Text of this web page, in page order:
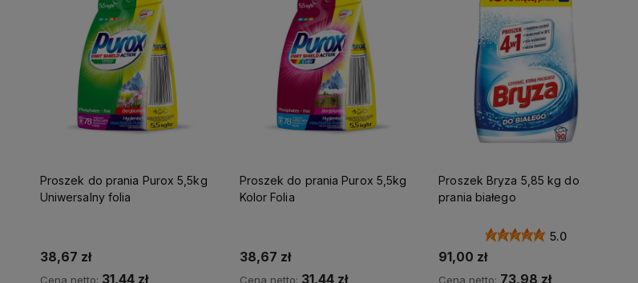
Proszek do prania Purox 5,5kg
Uniwersalny folia
38,67 zł
Cena netto: 31,44 zł
Proszek do prania Purox 5,5kg
Kolor Folia
38,67 zł
Cena netto: 31,44 zł
Proszek Bryza 5,85 kg do
prania białego
5.0
91,00 zł
Cena netto: 73,98 zł